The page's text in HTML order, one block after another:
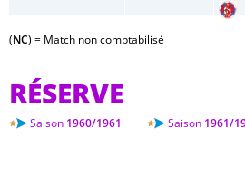
(NC) = Match non comptabilisé
RÉSERVE
Saison 1960/1961 Saison1961/